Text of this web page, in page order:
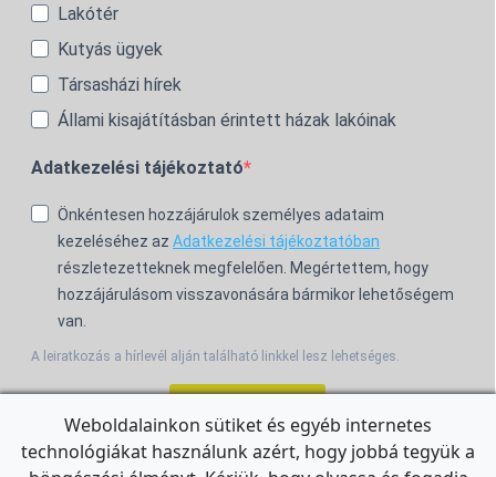
Lakótér
Kutyás ügyek
Társasházi hírek
Állami kisajátításban érintett házak lakóinak
Adatkezelési tájékoztató
Önkéntesen hozzájárulok személyes adataim
kezeléséhez az Adatkezelési tájékoztatóban
részletezetteknek megfelelően. Megértettem, hogy
hozzájárulásom visszavonására bármikor lehetőségem
van.
A leiratkozás a hírlevél alján található linkkel lesz lehetséges.
For the English Newsletter, clickHERE.
Weboldalainkon sütiket és egyéb internetes
technológiákat használunk azért, hogy jobbá tegyük a